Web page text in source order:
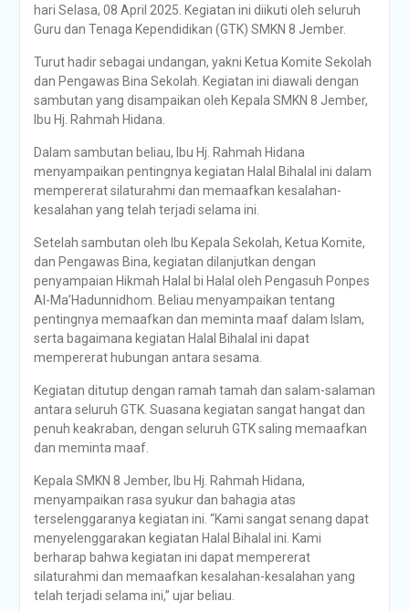
hari Selasa, 08 April 2025. Kegiatan ini diikuti oleh seluruh
Guru dan Tenaga Kependidikan (GTK) SMKN 8 Jember.
Turut hadir sebagai undangan, yakni Ketua Komite Sekolah
dan Pengawas Bina Sekolah. Kegiatan ini diawali dengan
sambutan yang disampaikan oleh Kepala SMKN 8 Jember,
Ibu Hj. Rahmah Hidana.
Dalam sambutan beliau, Ibu Hj. Rahmah Hidana
menyampaikan pentingnya kegiatan Halal Bihalal ini dalam
mempererat silaturahmi dan memaafkan kesalahan-
kesalahan yang telah terjadi selama ini.
Setelah sambutan oleh Ibu Kepala Sekolah, Ketua Komite,
dan Pengawas Bina, kegiatan dilanjutkan dengan
penyampaian Hikmah Halal bi Halal oleh Pengasuh Ponpes
Al-Ma’Hadunnidhom. Beliau menyampaikan tentang
pentingnya memaafkan dan meminta maaf dalam Islam,
serta bagaimana kegiatan Halal Bihalal ini dapat
mempererat hubungan antara sesama.
Kegiatan ditutup dengan ramah tamah dan salam-salaman
antara seluruh GTK. Suasana kegiatan sangat hangat dan
penuh keakraban, dengan seluruh GTK saling memaafkan
dan meminta maaf.
Kepala SMKN 8 Jember, Ibu Hj. Rahmah Hidana,
menyampaikan rasa syukur dan bahagia atas
terselenggaranya kegiatan ini. “Kami sangat senang dapat
menyelenggarakan kegiatan Halal Bihalal ini. Kami
berharap bahwa kegiatan ini dapat mempererat
silaturahmi dan memaafkan kesalahan-kesalahan yang
telah terjadi selama ini,” ujar beliau.